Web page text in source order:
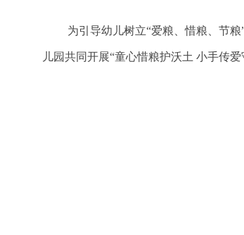
为引导幼儿树立“爱粮、惜粮、节
儿园共同开展“童心惜粮护沃土 小手传